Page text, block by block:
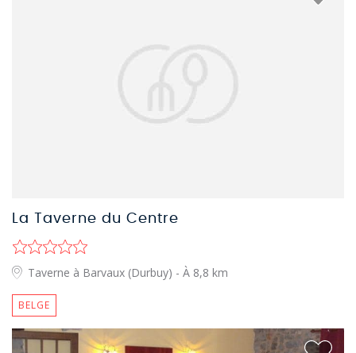
La Taverne du Centre
Taverne à Barvaux (Durbuy) - À 8,8 km
BELGE